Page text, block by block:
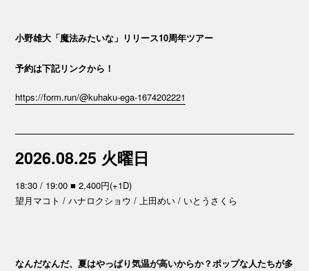
小野雄大「魔法みたいな」リリース10周年ツアー
予約は下記リンクから！
https://form.run/@kuhaku-ega-1674202221
2026.08.25 火曜日
18:30 / 19:00 ■ 2,400円(+1D)
望月マコト / ハナロクショウ / 上田めい / いとうさくら
なんだなんだ、夏はやっぱり気温が高いからか？ポップな人たちが多